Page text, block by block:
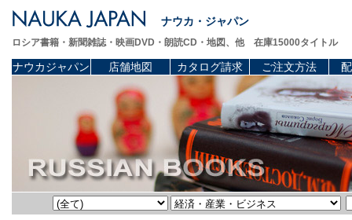
ナウカ・ジャパン
ロシア書籍・新聞雑誌・映画DVD・朗読CD・地図、他 在庫15000タイトル
ナウカジャパン 店舗地図 カタログ請求 ご注文方法